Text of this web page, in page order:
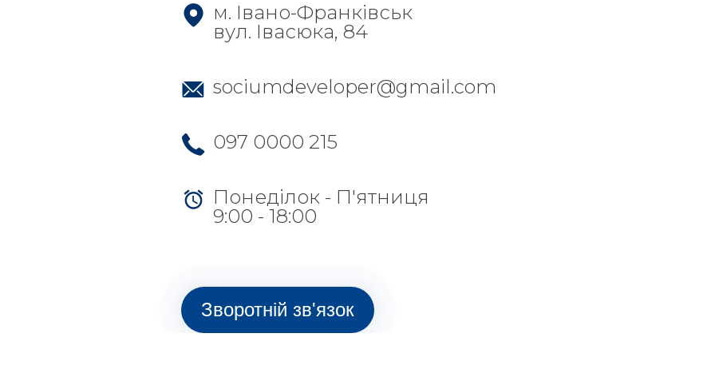
м. Івано-Франківськ
вул. Івасюка, 84
sociumdeveloper@gmail.com
097 0000 215
Понеділок - П'ятниця
9:00 - 18:00
Зворотній зв'язок